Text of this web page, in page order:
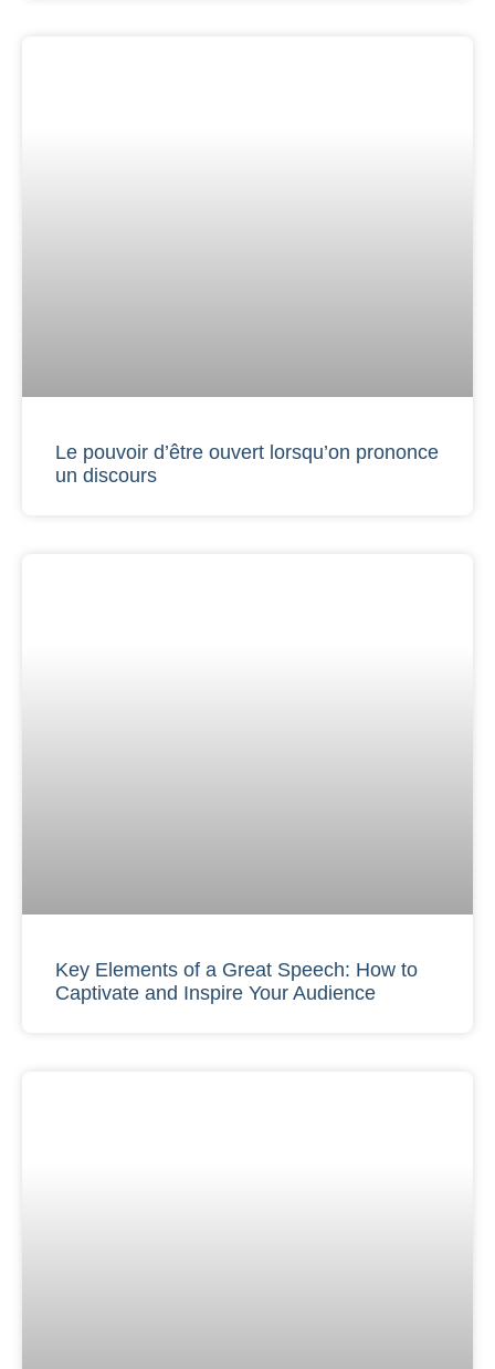
Le pouvoir d’être ouvert lorsqu’on prononce
un discours
Key Elements of a Great Speech: How to
Captivate and Inspire Your Audience